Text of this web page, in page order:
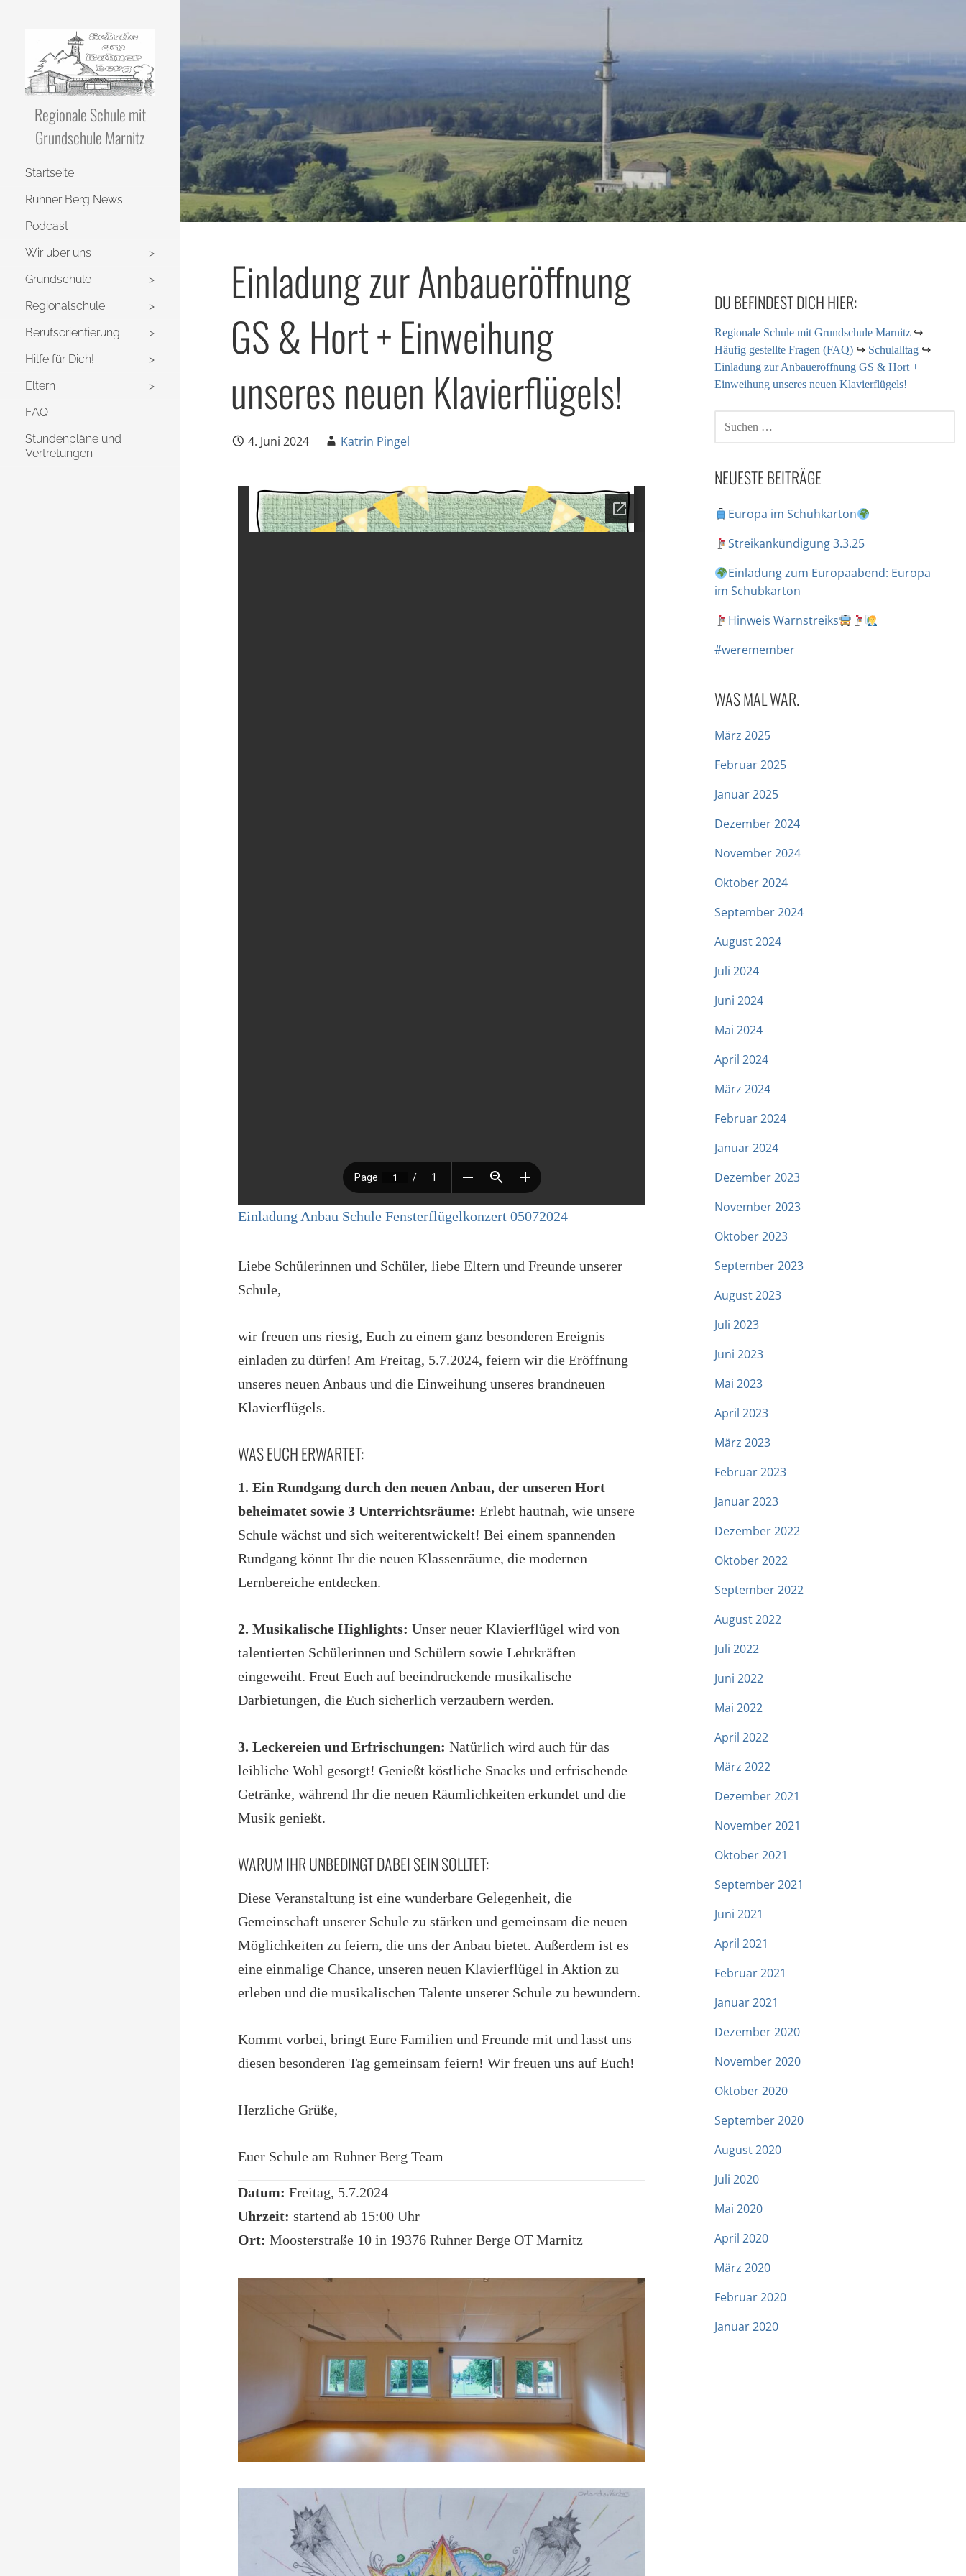
Regionale Schule mit
Grundschule Marnitz
Startseite
Ruhner Berg News
Podcast
Wir über uns
Grundschule
Regionalschule
Berufsorientierung
Hilfe für Dich!
Eltern
FAQ
Stundenpläne und
Vertretungen
Einladung zur Anbaueröffnung
GS & Hort + Einweihung
unseres neuen Klavierflügels!
4. Juni 2024 Katrin Pingel
Einladung Anbau Schule Fensterflügelkonzert 05072024
Liebe Schülerinnen und Schüler, liebe Eltern und Freunde unserer
Schule,
wir freuen uns riesig, Euch zu einem ganz besonderen Ereignis
einladen zu dürfen! Am Freitag, 5.7.2024, feiern wir die Eröffnung
unseres neuen Anbaus und die Einweihung unseres brandneuen
Klavierflügels.
WAS EUCH ERWARTET:
1. Ein Rundgang durch den neuen Anbau, der unseren Hort
beheimatet sowie 3 Unterrichtsräume: Erlebt hautnah, wie unsere
Schule wächst und sich weiterentwickelt! Bei einem spannenden
Rundgang könnt Ihr die neuen Klassenräume, die modernen
Lernbereiche entdecken.
2. Musikalische Highlights: Unser neuer Klavierflügel wird von
talentierten Schülerinnen und Schülern sowie Lehrkräften
eingeweiht. Freut Euch auf beeindruckende musikalische
Darbietungen, die Euch sicherlich verzaubern werden.
3. Leckereien und Erfrischungen: Natürlich wird auch für das
leibliche Wohl gesorgt! Genießt köstliche Snacks und erfrischende
Getränke, während Ihr die neuen Räumlichkeiten erkundet und die
Musik genießt.
WARUM IHR UNBEDINGT DABEI SEIN SOLLTET:
Diese Veranstaltung ist eine wunderbare Gelegenheit, die
Gemeinschaft unserer Schule zu stärken und gemeinsam die neuen
Möglichkeiten zu feiern, die uns der Anbau bietet. Außerdem ist es
eine einmalige Chance, unseren neuen Klavierflügel in Aktion zu
erleben und die musikalischen Talente unserer Schule zu bewundern.
Kommt vorbei, bringt Eure Familien und Freunde mit und lasst uns
diesen besonderen Tag gemeinsam feiern! Wir freuen uns auf Euch!
Herzliche Grüße,
Euer Schule am Ruhner Berg Team
Datum: Freitag, 5.7.2024
Uhrzeit: startend ab 15:00 Uhr
Ort: Moosterstraße 10 in 19376 Ruhner Berge OT Marnitz
DU BEFINDEST DICH HIER:
Regionale Schule mit Grundschule Marnitz ↪
Häufig gestellte Fragen (FAQ) ↪ Schulalltag ↪
Einladung zur Anbaueröffnung GS & Hort +
Einweihung unseres neuen Klavierflügels!
NEUESTE BEITRÄGE
Europa im Schuhkarton
Streikankündigung 3.3.25
Einladung zum Europaabend: Europa
im Schubkarton
Hinweis Warnstreiks
#weremember
WAS MAL WAR.
März 2025
Februar 2025
Januar 2025
Dezember 2024
November 2024
Oktober 2024
September 2024
August 2024
Juli 2024
Juni 2024
Mai 2024
April 2024
März 2024
Februar 2024
Januar 2024
Dezember 2023
November 2023
Oktober 2023
September 2023
August 2023
Juli 2023
Juni 2023
Mai 2023
April 2023
März 2023
Februar 2023
Januar 2023
Dezember 2022
Oktober 2022
September 2022
August 2022
Juli 2022
Juni 2022
Mai 2022
April 2022
März 2022
Dezember 2021
November 2021
Oktober 2021
September 2021
Juni 2021
April 2021
Februar 2021
Januar 2021
Dezember 2020
November 2020
Oktober 2020
September 2020
August 2020
Juli 2020
Mai 2020
April 2020
März 2020
Februar 2020
Januar 2020